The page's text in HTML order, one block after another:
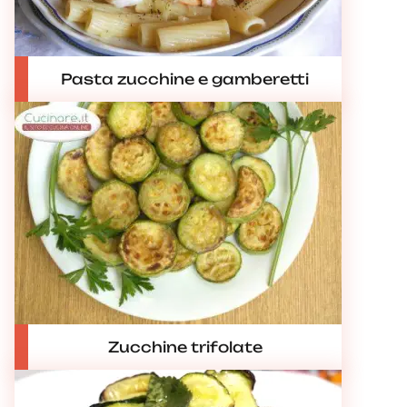
Pasta zucchine e gamberetti
Zucchine trifolate